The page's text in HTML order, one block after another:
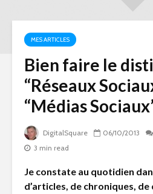
MES ARTICLES
Bien faire le
“Réseaux
“Médias
DigitalSquare 06/10/2013
3 min read
Je constate au quotidien
d’articles, de chroniques,